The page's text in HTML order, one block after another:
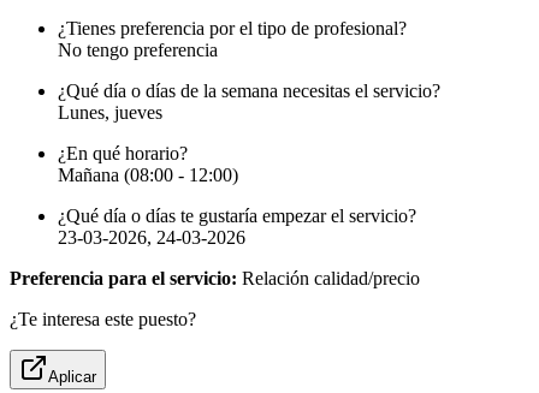
¿Tienes preferencia por el tipo de profesional?
No tengo preferencia
¿Qué día o días de la semana necesitas el servicio?
Lunes, jueves
¿En qué horario?
Mañana (08:00 - 12:00)
¿Qué día o días te gustaría empezar el servicio?
23-03-2026, 24-03-2026
Preferencia para el servicio: Relación calidad/precio
¿Te interesa este puesto?
Aplicar